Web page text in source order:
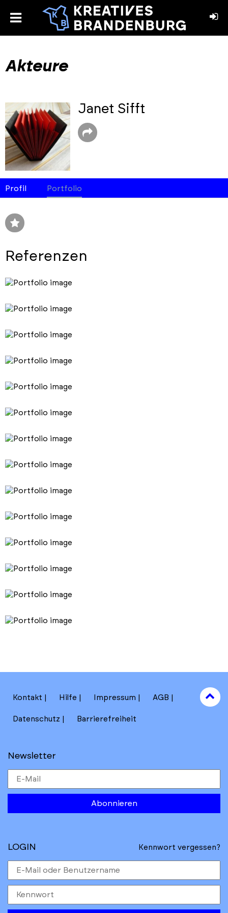
toggle
Akteure
Janet Sifft
Profil Portfolio
Referenzen
Kontakt Hilfe Impressum AGB
Datenschutz Barrierefreiheit
Newsletter
Abonnieren
to
top
LOGIN Kennwort vergessen?